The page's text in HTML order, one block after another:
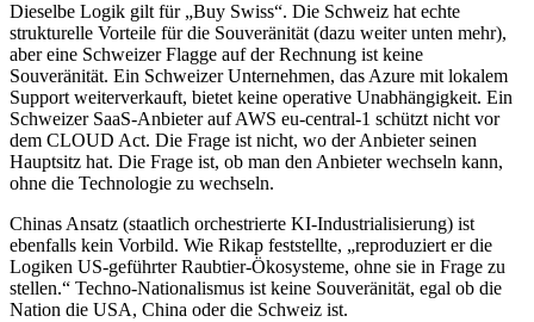
Dieselbe Logik gilt für „Buy Swiss“. Die Schweiz hat echte
strukturelle Vorteile für die Souveränität (dazu weiter unten mehr),
aber eine Schweizer Flagge auf der Rechnung ist keine
Souveränität. Ein Schweizer Unternehmen, das Azure mit lokalem
Support weiterverkauft, bietet keine operative Unabhängigkeit. Ein
Schweizer SaaS-Anbieter auf AWS eu-central-1 schützt nicht vor
dem CLOUD Act. Die Frage ist nicht, wo der Anbieter seinen
Hauptsitz hat. Die Frage ist, ob man den Anbieter wechseln kann,
ohne die Technologie zu wechseln.
Chinas Ansatz (staatlich orchestrierte KI-Industrialisierung) ist
ebenfalls kein Vorbild. Wie Rikap feststellte, „reproduziert er die
Logiken US-geführter Raubtier-Ökosysteme, ohne sie in Frage zu
stellen.“ Techno-Nationalismus ist keine Souveränität, egal ob die
Nation die USA, China oder die Schweiz ist.